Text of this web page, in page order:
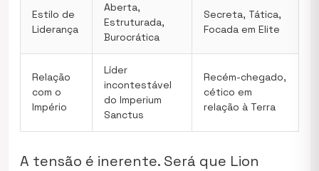
Estilo de
Liderança
Aberta,
Estruturada,
Burocrática
Secreta, Tática,
Focada em Elite
Relação
com o
Império
Líder
incontestável
do Imperium
Sanctus
Recém-chegado,
cético em
relação à Terra
A tensão é inerente. Será que Lion